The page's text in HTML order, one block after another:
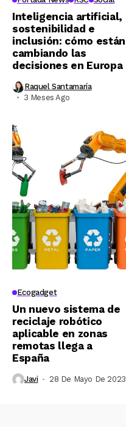
Inteligencia artificial,
sostenibilidad e
inclusión: cómo están
cambiando las
decisiones en Europa
Raquel Santamaría
3 Meses Ago
Ecogadget
Un nuevo sistema de
reciclaje robótico
aplicable en zonas
remotas llega a
España
Javi 28 De Mayo De 2023